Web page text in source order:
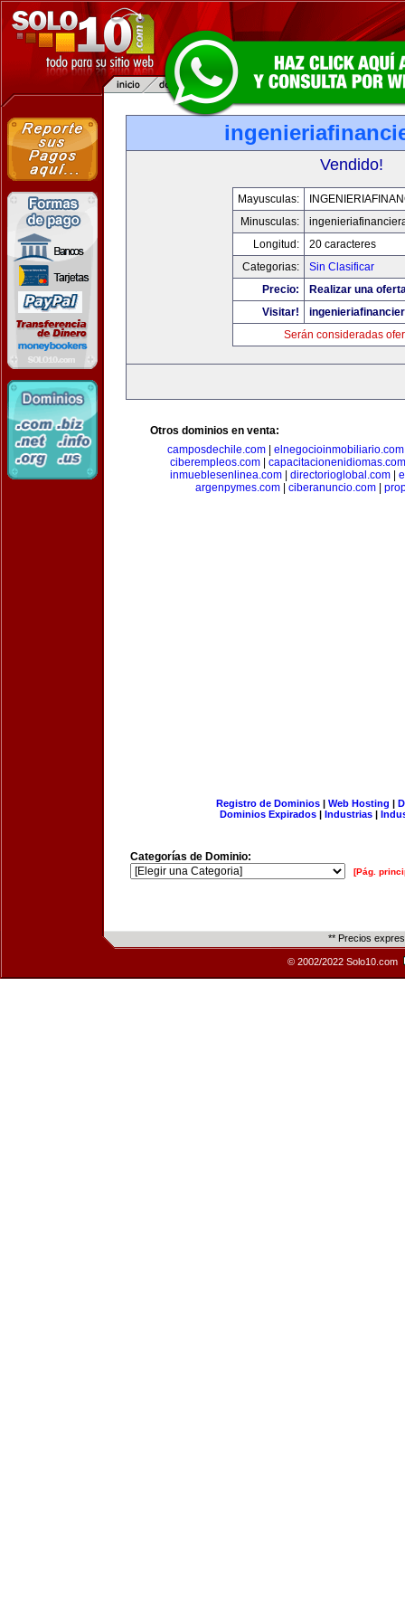
Vendido!
Mayusculas:
Minusculas:
Longitud:
20 caracteres
Categorias:
Sin Clasificar
Precio:
Realizar una
Visitar!
Serán consideradas
Otros dominios en venta:
camposdechile.com
elnegocioinmobiliario.com
ciberempleos.com| capacitacionenidiomas.com
inmueblesenlinea.com| directorioglobal.com|
argenpymes.com
ciberanuncio.com
Registro de Dominios| Web Hosting |
Dominios Expirados | Industrias |
Categorías de Dominio:
[Pág.
** Precios
© 2002/2022 Solo10.com